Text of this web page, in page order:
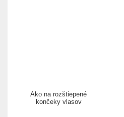
Ako na rozštiepené
končeky vlasov